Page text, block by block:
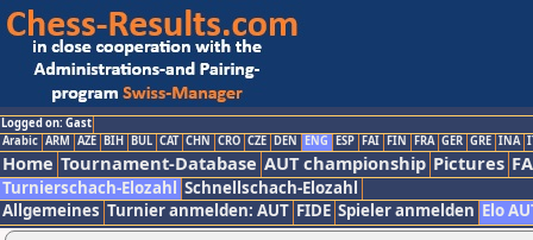
Logged on: Gast
Arabic ARM AZE BIH BUL CAT CHN CRO CZE DEN ENG ESP FAI FIN FRA GER GRE INA
Home Tournament-Database AUT championship Pictures
Turnierschach-Elozahl Schnellschach-Elozahl
Allgemeines Turnier anmelden: AUT FIDE Spieler anmelden Elo